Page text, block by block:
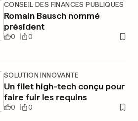
CONSEIL DES FINANCES PUBLIQUES
Romain Bausch nommé
président
0 0
SOLUTION INNOVANTE
Un filet high-tech conçu pour
faire fuir les requins
0 0